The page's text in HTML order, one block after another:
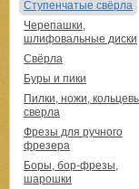
Ступенчатые свёрла
Черепашки,
шлифовальные диски
Свёрла
Буры и пики
Пилки, ножи,
сверла
Фрезы для ручного
фрезера
Боры, бор-фрезы,
шарошки